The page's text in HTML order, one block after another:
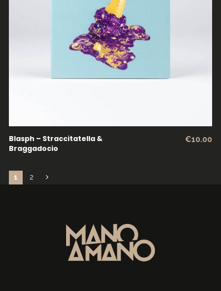
ADICIONAR
Blasph – Straccitatella &
Braggadocio
€10.00
1 2